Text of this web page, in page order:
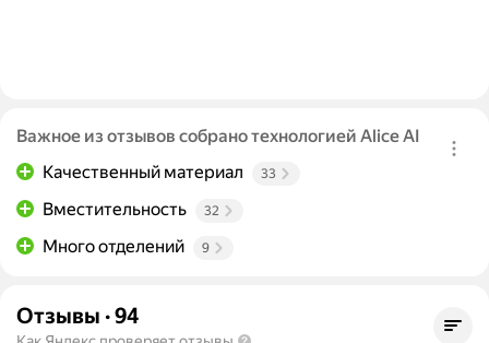
Важное из отзывов собрано технологией Alice AI
Качественный материал
33
Вместительность 32
Много отделений 9
Отзывы ·94